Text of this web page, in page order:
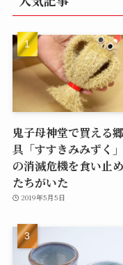
鬼子母神堂で買える
具「すすきみみずく
の消滅危機を食い止
たちがいた
2019年5月5日